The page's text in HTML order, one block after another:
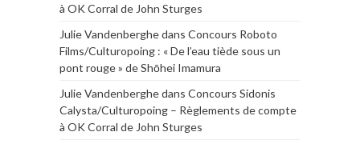
à OK Corral de John Sturges
Julie Vandenberghedans Concours Roboto
Films/Culturopoing : « De l’eau tiède sous un
pont rouge » de Shōhei Imamura
Julie Vandenberghedans Concours Sidonis
Calysta/Culturopoing – Règlements de compte
à OK Corral de John Sturges